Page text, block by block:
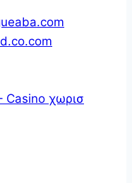
Casino χωρισ